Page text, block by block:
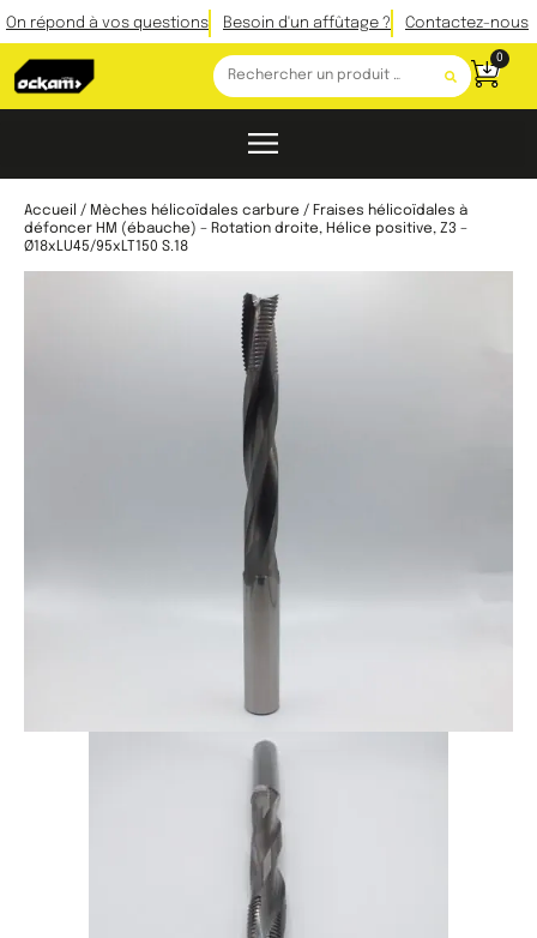
On répond à vos questions Besoin d'un affûtage ? Contactez-nous
0
Accueil / Mèches hélicoïdales carbure / Fraises hélicoïdales à
défoncer HM (ébauche) – Rotation droite, Hélice positive, Z3 –
Ø18xLU45/95xLT150 S.18